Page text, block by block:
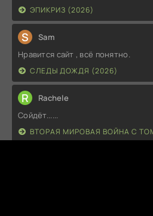
ЭПИКРИЗ (2026)
S Sam
Нравится сайт , всё понятно.
СЛЕДЫ ДОЖДЯ (2026)
R Rachele
Сойдёт......
ВТОРАЯ МИРОВАЯ ВОЙНА С